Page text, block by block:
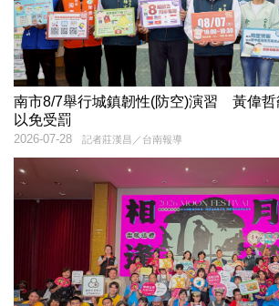
南市8/7舉行城鎮韌性(防空)演習 黃偉哲
以免受罰
記者莊漢昌／台南報導
2026-07-28